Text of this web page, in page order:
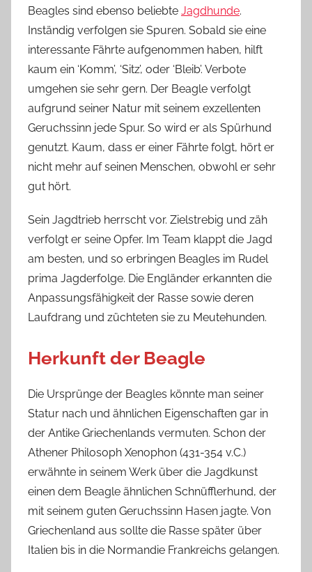
Beagles sind ebenso beliebte Jagdhunde.
Inständig verfolgen sie Spuren. Sobald sie eine
interessante Fährte aufgenommen haben, hilft
kaum ein ‘Komm’, ‘Sitz’, oder ‘Bleib’. Verbote
umgehen sie sehr gern. Der Beagle verfolgt
aufgrund seiner Natur mit seinem exzellenten
Geruchssinn jede Spur. So wird er als Spürhund
genutzt. Kaum, dass er einer Fährte folgt, hört er
nicht mehr auf seinen Menschen, obwohl er sehr
gut hört.
Sein Jagdtrieb herrscht vor. Zielstrebig und zäh
verfolgt er seine Opfer. Im Team klappt die Jagd
am besten, und so erbringen Beagles im Rudel
prima Jagderfolge. Die Engländer erkannten die
Anpassungsfähigkeit der Rasse sowie deren
Laufdrang und züchteten sie zu Meutehunden.
Herkunft der Beagle
Die Ursprünge der Beagles könnte man seiner
Statur nach und ähnlichen Eigenschaften gar in
der Antike Griechenlands vermuten. Schon der
Athener Philosoph Xenophon (431-354 v.C.)
erwähnte in seinem Werk über die Jagdkunst
einen dem Beagle ähnlichen Schnüfflerhund, der
mit seinem guten Geruchssinn Hasen jagte. Von
Griechenland aus sollte die Rasse später über
Italien bis in die Normandie Frankreichs gelangen.